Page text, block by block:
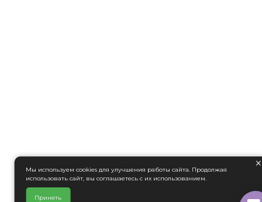
×
Мы используем cookies для улучшения работы сайта. Продолжая
использовать сайт, вы соглашаетесь с их использованием.
Принять